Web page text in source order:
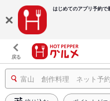
はじめてのアプリ予約で
戻る
富山 創作料理 ネット予